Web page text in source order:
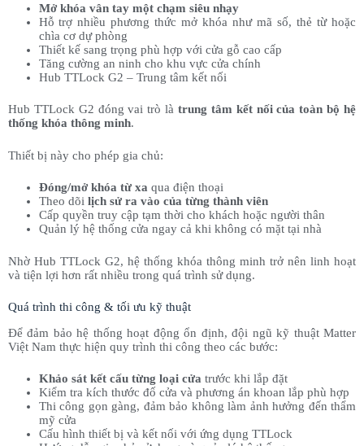
Mở khóa vân tay một chạm siêu nhạy
Hỗ trợ nhiều phương thức mở khóa như mã số, thẻ từ hoặc
chìa cơ dự phòng
Thiết kế sang trọng phù hợp với cửa gỗ cao cấp
Tăng cường an ninh cho khu vực cửa chính
Hub TTLock G2 – Trung tâm kết nối
Hub TTLock G2 đóng vai trò là trung tâm kết nối của toàn bộ hệ
thống khóa thông minh.
Thiết bị này cho phép gia chủ:
Đóng/mở khóa từ xa qua điện thoại
Theo dõi lịch sử ra vào của từng thành viên
Cấp quyền truy cập tạm thời cho khách hoặc người thân
Quản lý hệ thống cửa ngay cả khi không có mặt tại nhà
Nhờ Hub TTLock G2, hệ thống khóa thông minh trở nên linh hoạt
và tiện lợi hơn rất nhiều trong quá trình sử dụng.
Quá trình thi công & tối ưu kỹ thuật
Để đảm bảo hệ thống hoạt động ổn định, đội ngũ kỹ thuật Matter
Việt Nam thực hiện quy trình thi công theo các bước:
Khảo sát kết cấu từng loại cửa trước khi lắp đặt
Kiểm tra kích thước đố cửa và phương án khoan lắp phù hợp
Thi công gọn gàng, đảm bảo không làm ảnh hưởng đến thẩm
mỹ cửa
Cấu hình thiết bị và kết nối với ứng dụng TTLock